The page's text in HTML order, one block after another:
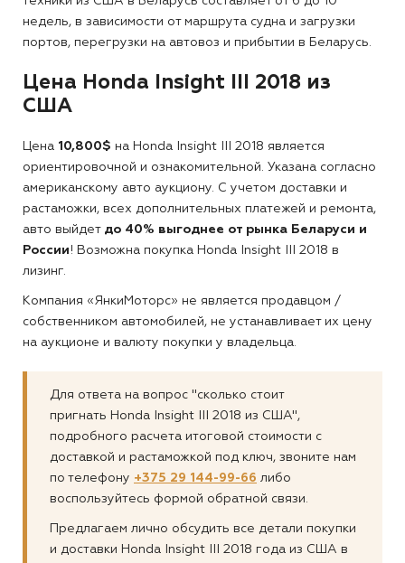
недель, в зависимости от маршрута судна и загрузки
портов, перегрузки на автовоз и прибытии в Беларусь.
Цена Honda Insight III 2018 из
США
Цена 10,800$ на Honda Insight III 2018 является
ориентировочной и ознакомительной. Указана согласно
американскому авто аукциону. С учетом доставки и
растаможки, всех дополнительных платежей и ремонта,
авто выйдет до 40% выгоднее от рынка Беларуси и
России! Возможна покупка Honda Insight III 2018 в
лизинг.
Компания «ЯнкиМоторс» не является продавцом /
собственником автомобилей, не устанавливает их цену
на аукционе и валюту покупки у владельца.
Для ответа на вопрос "сколько стоит
пригнать Honda Insight III 2018 из США",
подробного расчета итоговой стоимости с
доставкой и растаможкой под ключ, звоните нам
по телефону +375 29 144-99-66 либо
воспользуйтесь формой обратной связи.
Предлагаем лично обсудить все детали покупки
и доставки Honda Insight III 2018 года из США в